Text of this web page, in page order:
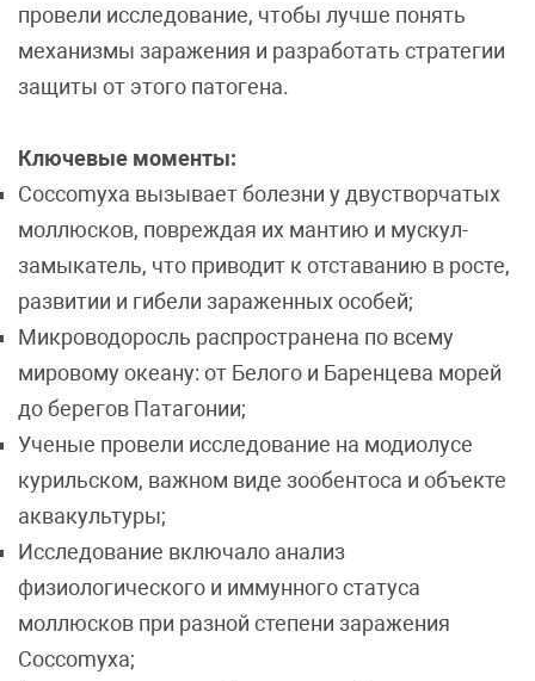
провели исследование, чтобы лучше понять
механизмы заражения и разработать стратегии
защиты от этого патогена.
Ключевые моменты:
Coccomyxa вызывает болезни у двустворчатых
моллюсков, повреждая их мантию и мускул-
замыкатель, что приводит к отставанию в росте,
развитии и гибели зараженных особей;
Микроводоросль распространена по всему
мировому океану: от Белого и Баренцева морей
до берегов Патагонии;
Ученые провели исследование на модиолусе
курильском, важном виде зообентоса и объекте
аквакультуры;
Исследование включало анализ
физиологического и иммунного статуса
моллюсков при разной степени заражения
Coccomyxa;